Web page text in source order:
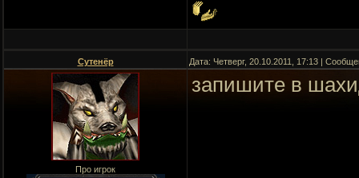
Сутенёр Дата: Четверг, 20.10.2011, 17:13 |
Про игрок
запишите в